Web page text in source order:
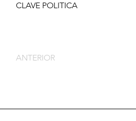
CLAVE POLITICA
ANTERIOR